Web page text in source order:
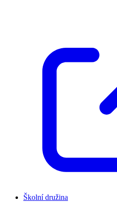
Školní družina